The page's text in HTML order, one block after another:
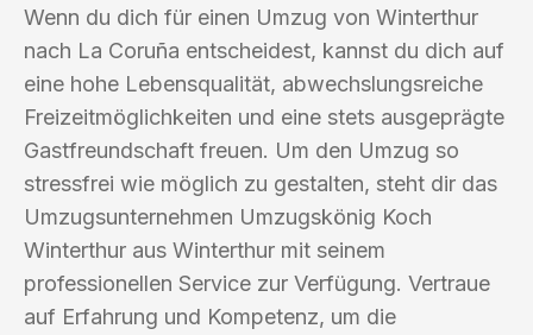
Wenn du dich für einen Umzug von Winterthur
nach La Coruña entscheidest, kannst du dich auf
eine hohe Lebensqualität, abwechslungsreiche
Freizeitmöglichkeiten und eine stets ausgeprägte
Gastfreundschaft freuen. Um den Umzug so
stressfrei wie möglich zu gestalten, steht dir das
Umzugsunternehmen Umzugskönig Koch
Winterthur aus Winterthur mit seinem
professionellen Service zur Verfügung. Vertraue
auf Erfahrung und Kompetenz, um die